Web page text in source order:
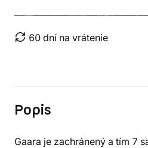
60 dní na vrátenie
Popis
Gaara je zachránený a tím 7